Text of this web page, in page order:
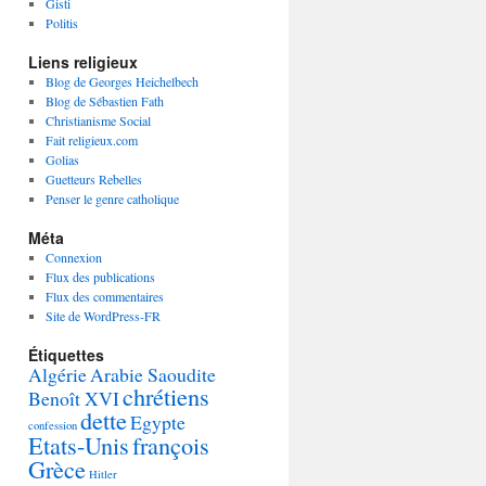
Politis
Liens religieux
Blog de Georges Heichelbech
Blog de Sébastien Fath
Christianisme Social
Fait religieux.com
Golias
Guetteurs Rebelles
Penser le genre catholique
Méta
Connexion
Flux des publications
Flux des commentaires
Site de WordPress-FR
Étiquettes
AlgérieArabie Saoudite
Benoît XVIchrétiens
confession detteEgypte
Etats-Unisfrançois
Grèce Hitler